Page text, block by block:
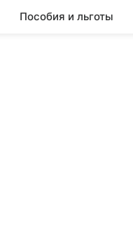
Пособия и льготы